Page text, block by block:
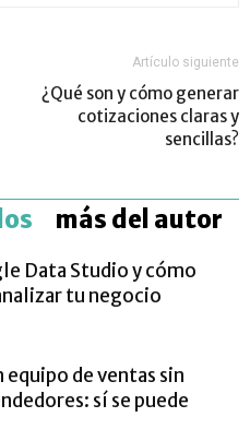
Artículo siguiente
¿Qué son y cómo generar
cotizaciones claras y
sencillas?
más del autor
Data Studio y cómo
tu negocio
de ventas sin
sí se puede